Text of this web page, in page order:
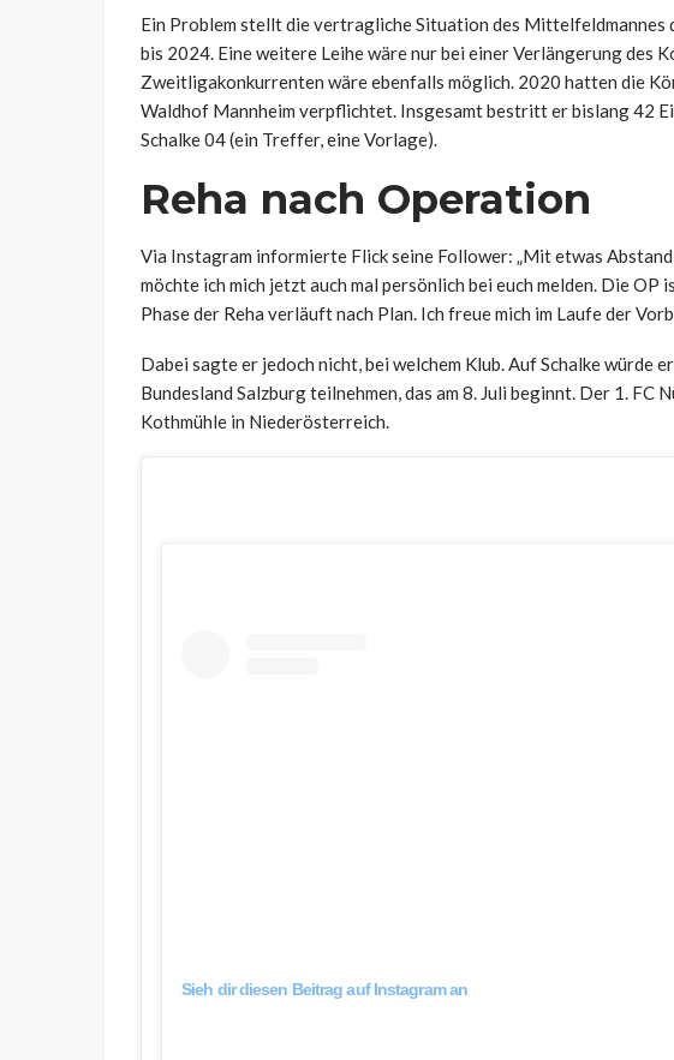
Ein Problem stellt die vertragliche Situation des Mittelfeldmannes
bis 2024. Eine weitere Leihe wäre nur bei einer Verlängerung des
Zweitligakonkurrenten wäre ebenfalls möglich. 2020 hatten die
Waldhof Mannheim verpflichtet. Insgesamt bestritt er bislang 42
Schalke 04 (ein Treffer, eine Vorlage).
Reha nach Operation
Via Instagram informierte Flick seine Follower: „Mit etwas
möchte ich mich jetzt auch mal persönlich bei euch melden. Die
Phase der Reha verläuft nach Plan. Ich freue mich im Laufe der
Dabei sagte er jedoch nicht, bei welchem Klub. Auf Schalke würde
Bundesland Salzburg teilnehmen, das am 8. Juli beginnt. Der 1. FC
Kothmühle in Niederösterreich.
Sieh dir diesen Beitrag auf Instagram an